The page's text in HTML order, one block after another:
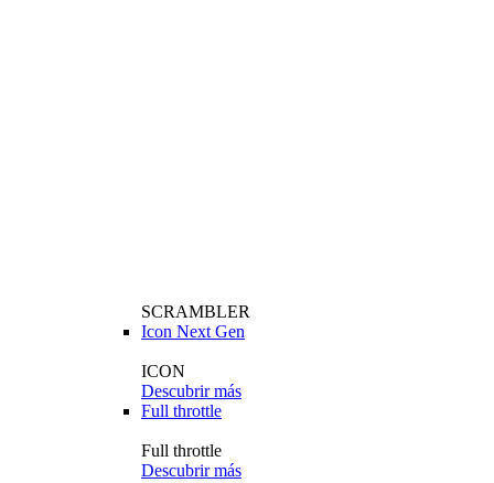
SCRAMBLER
Icon Next Gen
ICON
Descubrir más
Full throttle
Full throttle
Descubrir más